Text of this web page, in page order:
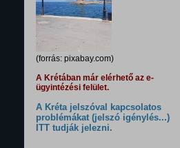
(forrás: pixabay.com)
A Krétában már elérhető az e-
ügyintézési felület.
A Kréta jelszóval kapcsolatos
problémákat (jelszó igénylés...)
ITT tudják jelezni.